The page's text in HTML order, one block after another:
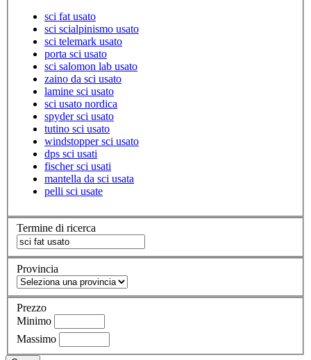
sci fat usato
sci scialpinismo usato
sci telemark usato
porta sci usato
sci salomon lab usato
zaino da sci usato
lamine sci usato
sci usato nordica
spyder sci usato
tutino sci usato
windstopper sci usato
dps sci usati
fischer sci usati
mantella da sci usata
pelli sci usate
Termine di ricerca
Provincia
Prezzo
Minimo
Massimo